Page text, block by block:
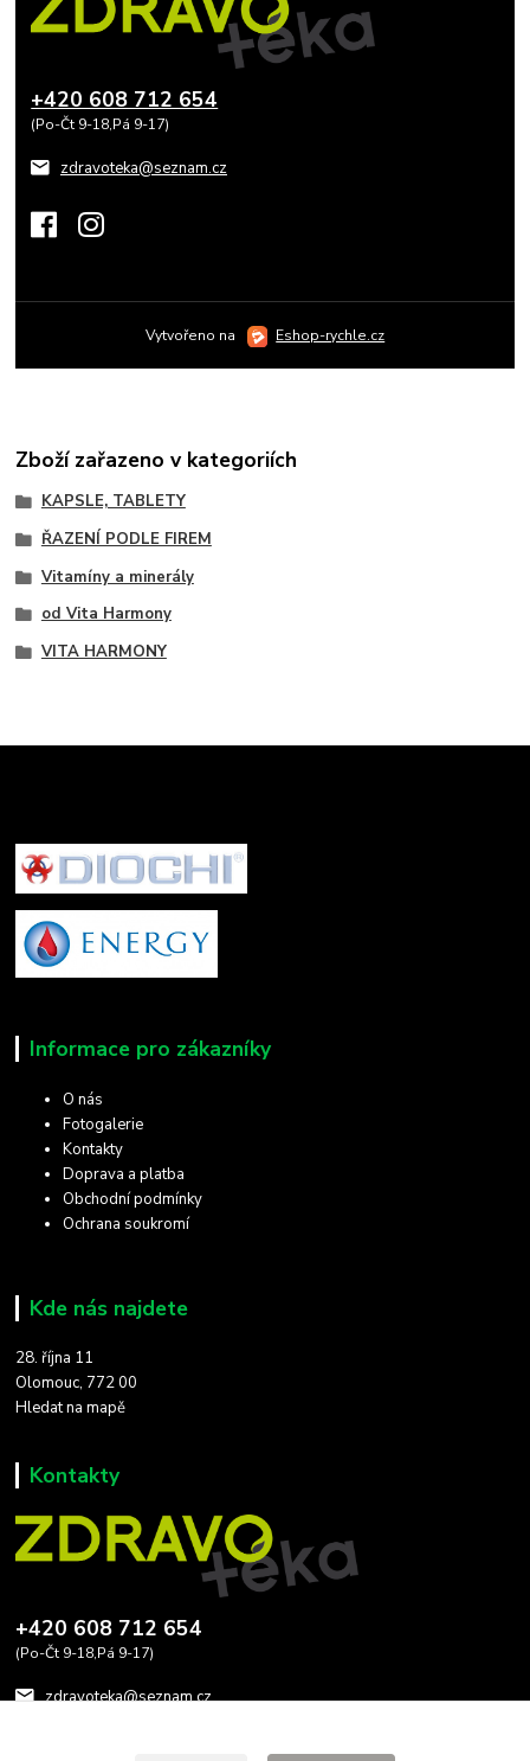
+420 608 712 654
(Po-Čt 9-18,Pá 9-17)
zdravoteka@seznam.cz
Vytvořeno na Eshop-rychle.cz
Zboží zařazeno v kategoriích
KAPSLE, TABLETY
ŘAZENÍ PODLE FIREM
Vitamíny a minerály
od Vita Harmony
VITA HARMONY
Informace pro zákazníky
O nás
Fotogalerie
Kontakty
Doprava a platba
Obchodní podmínky
Ochrana soukromí
Kde nás najdete
28. října 11
Olomouc, 772 00
Hledat na mapě
Kontakty
+420 608 712 654
(Po-Čt 9-18,Pá 9-17)
zdravoteka@seznam.cz